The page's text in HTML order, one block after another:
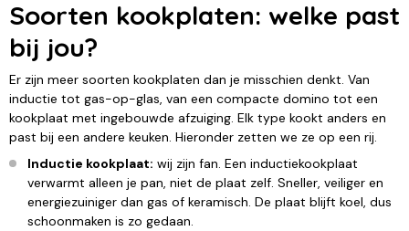
Soorten kookplaten: welke past
bij jou?
Er zijn meer soorten kookplaten dan je misschien denkt. Van
inductie tot gas-op-glas, van een compacte domino tot een
kookplaat met ingebouwde afzuiging. Elk type kookt anders en
past bij een andere keuken. Hieronder zetten we ze op een rij.
Inductie kookplaat: wij zijn fan. Een inductiekookplaat
verwarmt alleen je pan, niet de plaat zelf. Sneller, veiliger en
energiezuiniger dan gas of keramisch. De plaat blijft koel, dus
schoonmaken is zo gedaan.